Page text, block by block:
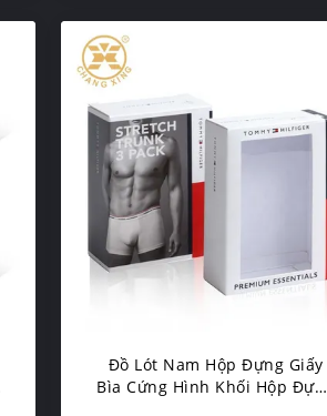
Đồ Lót Nam Hộp Đựng Giấy
Bìa Cứng Hình Khối Hộp Đựng